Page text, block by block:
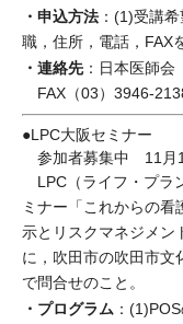
・申込方法 ：(1)受講
職，住所，電話，FAX
・連絡先：日本医師
FAX（03）3946-
●LPC大阪セミナー
参加者募集中 11月
LPC（ライフ・プラ
ミナー「これからの看
示とリスクマネジメン
に，吹田市の吹田市文
で問合せのこと。
・プログラム ：